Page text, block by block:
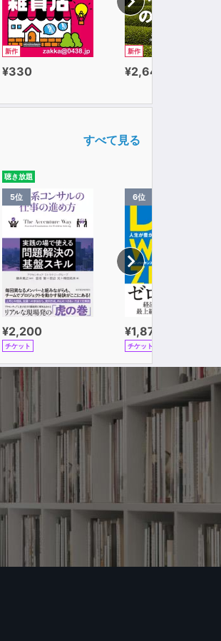
新作
¥330
新作
¥2,640
すべて見る
聴き放題
5位
¥2,200
チケット
6位
¥1,870
チケット